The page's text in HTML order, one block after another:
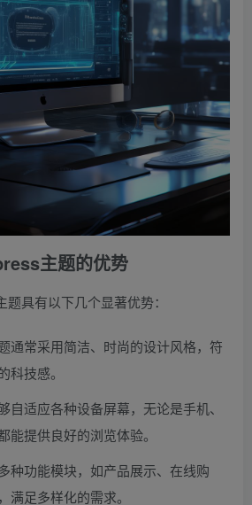
主题的优势
具有以下几个显著优势：
通常采用简洁、时尚的设计风格，符
科技感。
自适应各种设备屏幕，无论是手机、
能提供良好的浏览体验。
种功能模块，如产品展示、在线购
满足多样化的需求。